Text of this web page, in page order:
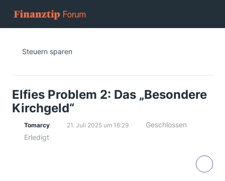
Steuern sparen
Elfies Problem 2: Das „Besondere
Kirchgeld“
Tomarcy 21. Juli 2025 um 16:29
Geschlossen
Erledigt